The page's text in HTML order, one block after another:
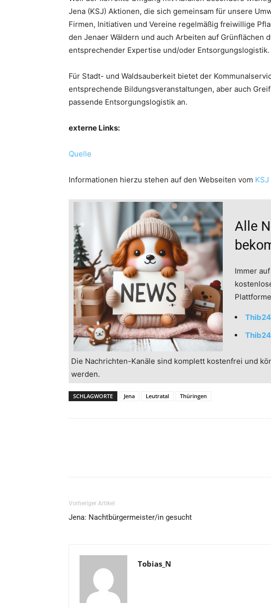
Jena (KSJ) Aktionen, die sich gemeinsam für unsere
Firmen, Initiativen und Vereine regelmäßig freiwillige
den Jenaer Wäldern und auch Arbeiten auf Grünflächen
entsprechender Expertise und/oder Entsorgungslogistik.
Für Stadt- und Waldsauberkeit bietet der
entsprechende Bildungsveranstaltungen, aber auch
passende Entsorgungslogistik an.
externe Links:
Quelle
Informationen hierzu stehen auf den Webseiten vom KSJ
Alle
Immer
Die Nachrichten-Kanäle sind komplett kostenfrei und
werden.
SCHLAGWORTE Jena Leutratal Thüringen
Vorheriger Artikel
Jena: Nachtbürgermeister/in gesucht
Tobias_N